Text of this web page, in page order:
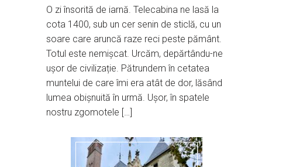
O zi însorită de iarnă. Telecabina ne lasă la
cota 1400, sub un cer senin de sticlă, cu un
soare care aruncă raze reci peste pământ.
Totul este nemișcat. Urcăm, depărtându-ne
ușor de civilizație. Pătrundem în cetatea
muntelui de care îmi era atât de dor, lăsând
lumea obișnuită în urmă. Ușor, în spatele
nostru zgomotele […]